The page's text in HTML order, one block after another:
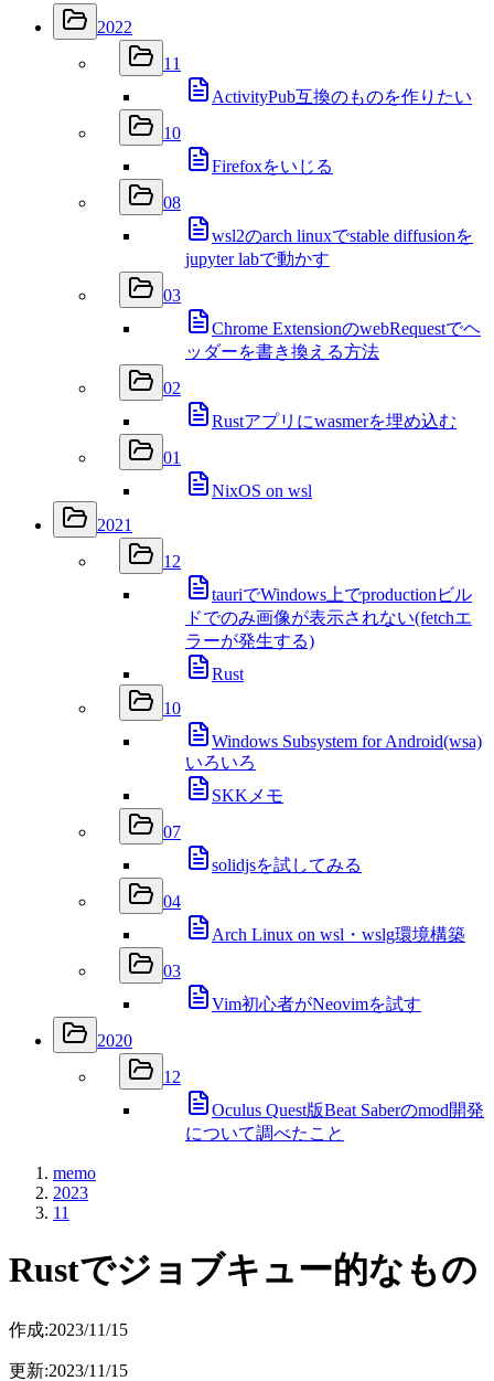
2022
11
ActivityPub互換のものを作りたい
10
Firefoxをいじる
08
wsl2のarch linuxでstable diffusionを
jupyter labで動かす
03
Chrome ExtensionのwebRequestでヘ
ッダーを書き換える方法
02
Rustアプリにwasmerを埋め込む
01
NixOS on wsl
2021
12
tauriでWindows上でproductionビル
ドでのみ画像が表示されない(fetchエ
ラーが発生する)
Rust
10
Windows Subsystem for Android(wsa)
いろいろ
SKKメモ
07
solidjsを試してみる
04
Arch Linux on wsl・wslg環境構築
03
Vim初心者がNeovimを試す
2020
12
Oculus Quest版Beat Saberのmod開発
について調べたこと
memo
2023
11
Rustでジョブキュー的なもの
作成:2023/11/15
更新:2023/11/15